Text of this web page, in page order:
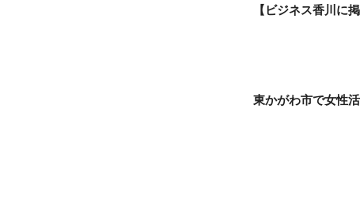
【ビジネス香川
東かがわ市で女性